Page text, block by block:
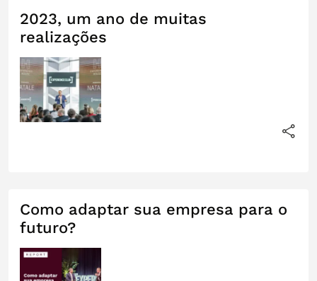
2023, um ano de muitas
realizações
Como adaptar sua empresa para o
futuro?